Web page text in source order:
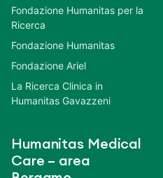
Fondazione Humanitas per la
Ricerca
Fondazione Humanitas
Fondazione Ariel
La Ricerca Clinica in
Humanitas Gavazzeni
Humanitas Medical
Care – area